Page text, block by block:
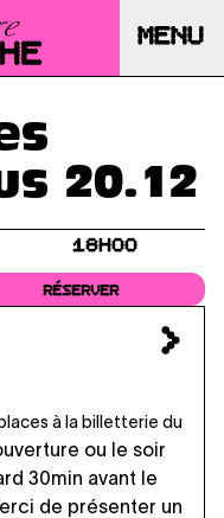
MENU
20.12
à la billetterie du
ou le soir
30min avant le
de présenter un
18H00
RÉSERVER